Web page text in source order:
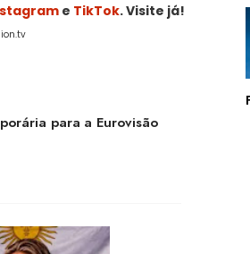
e TikTok. Visite já!
para a Eurovisão